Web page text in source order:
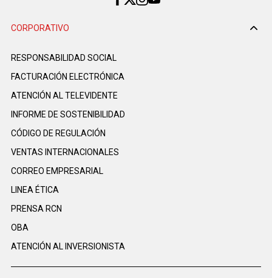
CORPORATIVO
RESPONSABILIDAD SOCIAL
FACTURACIÓN ELECTRÓNICA
ATENCIÓN AL TELEVIDENTE
INFORME DE SOSTENIBILIDAD
CÓDIGO DE REGULACIÓN
VENTAS INTERNACIONALES
CORREO EMPRESARIAL
LINEA ÉTICA
PRENSA RCN
OBA
ATENCIÓN AL INVERSIONISTA